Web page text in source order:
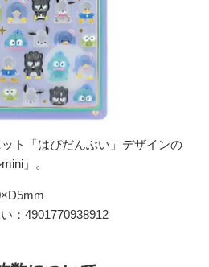
ト「はぴだんぶい」 デザインの
」。
：4901770938912